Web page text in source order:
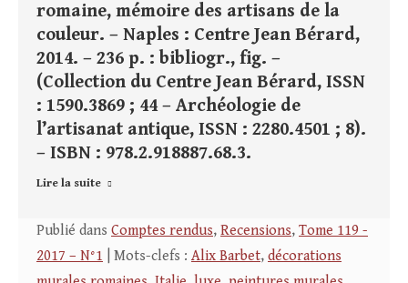
romaine, mémoire des artisans de la
couleur. – Naples : Centre Jean Bérard,
2014. – 236 p. : bibliogr., fig. –
(Collection du Centre Jean Bérard, ISSN
: 1590.3869 ; 44 – Archéologie de
l’artisanat antique, ISSN : 2280.4501 ; 8).
– ISBN : 978.2.918887.68.3.
Lire la suite
Publié dans Comptes rendus, Recensions, Tome 119 -
2017 – N°1 | Mots-clefs : Alix Barbet, décorations